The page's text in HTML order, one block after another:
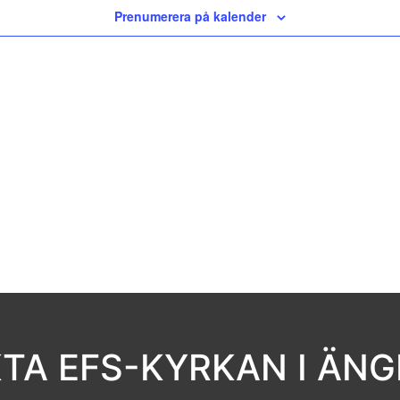
Prenumerera på kalender
EFS-KYRKAN I